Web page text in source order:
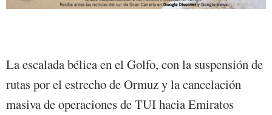
La escalada bélica en el Golfo, con la suspensión de
rutas por el estrecho de Ormuz y la cancelación
masiva de operaciones de TUI hacia Emiratos